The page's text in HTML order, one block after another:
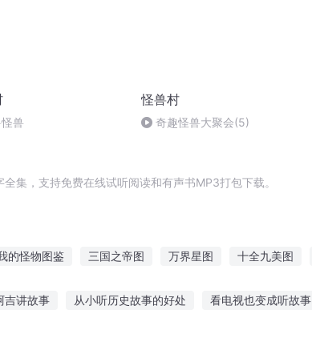
兽
怪兽村
奇趣怪兽大聚会(5)
集，支持免费在线试听阅读和有声书MP3打包下载。
的怪物图鉴 三国之帝图 万界星图 十全九美图
吉讲故事 从小听历史故事的好处 看电视也变成听故事